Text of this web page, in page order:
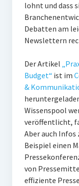
Künstliche Intelligenz
17 Ziele
Klimaneutrales
Zukunft der
Vom Trend zur
lohnt und dass
Debatten am
Newslettern
Der Artikel
Budget“ ist im
&
Wissenspool
veröffentlicht,
Aber auch Infos
Beispiel einen
von
effiziente